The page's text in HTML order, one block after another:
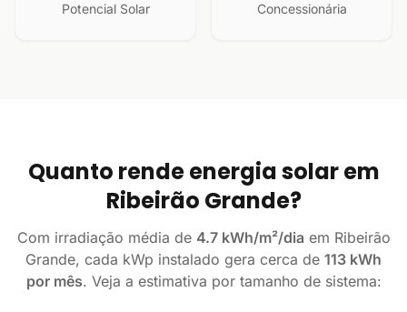
Potencial Solar Concessionária
Quanto rende energia solar em
Ribeirão Grande?
Com irradiação média de 4.7 kWh/m²/dia em Ribeirão
Grande, cada kWp instalado gera cerca de 113 kWh
por mês. Veja a estimativa por tamanho de sistema: